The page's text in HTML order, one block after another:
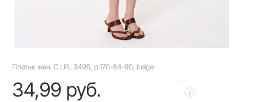
Платье жен. C LPL 3496, р.170-84-90, beige
34,99 руб.